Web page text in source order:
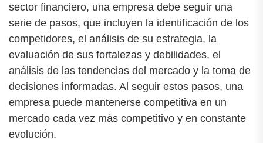
sector financiero, una empresa debe seguir una
serie de pasos, que incluyen la identificación de los
competidores, el análisis de su estrategia, la
evaluación de sus fortalezas y debilidades, el
análisis de las tendencias del mercado y la toma de
decisiones informadas. Al seguir estos pasos, una
empresa puede mantenerse competitiva en un
mercado cada vez más competitivo y en constante
evolución.